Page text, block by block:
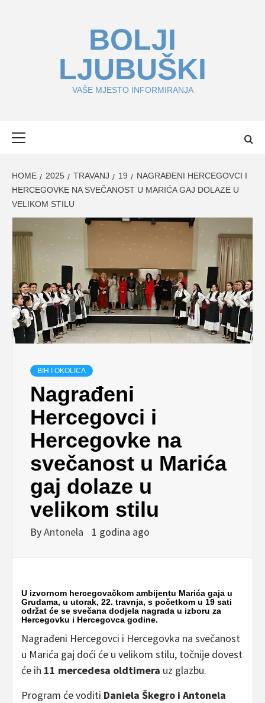
BOLJI
LJUBUŠKI
VAŠE MJESTO INFORMIRANJA
HOME 2025 TRAVANJ 19
NAGRAĐENI HERCEGOVCI I
HERCEGOVKE NA SVEČANOST U MARIĆA GAJ DOLAZE U
VELIKOM STILU
BIH I OKOLICA
Nagrađeni
Hercegovci i
Hercegovke na
svečanost u Marića
gaj dolaze u
velikom stilu
ByAntonela 1 godina ago
U izvornom hercegovačkom ambijentu Marića gaja u
Grudama, u utorak, 22. travnja, s početkom u 19 sati
održat će se svečana dodjela nagrada u izboru za
Hercegovku i Hercegovca godine.
Nagrađeni Hercegovci i Hercegovka na svečanost
u Marića gaj doći će u velikom stilu, točnije dovest
će ih 11 mercedesa oldtimera uz glazbu.
Program će voditi Daniela Škegro i Antonela